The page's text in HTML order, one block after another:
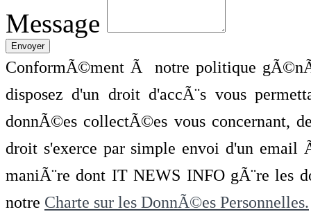
Message
ConformÃ©ment Ã notre politique
disposez d'un droit d'accÃ¨s vous
donnÃ©es collectÃ©es vous concernant,
droit s'exerce par simple envoi d'un
maniÃ¨re dont IT NEWS INFO gÃ¨re les
notre Charte sur les DonnÃ©es Personnelles.